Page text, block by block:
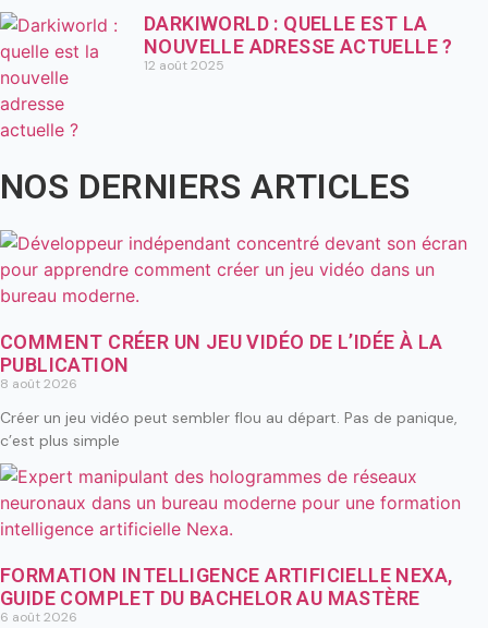
DARKIWORLD : QUELLE EST LA
NOUVELLE ADRESSE ACTUELLE ?
12 août 2025
NOS DERNIERS ARTICLES
COMMENT CRÉER UN JEU VIDÉO DE L’IDÉE À LA
PUBLICATION
8 août 2026
Créer un jeu vidéo peut sembler flou au départ. Pas de panique,
c’est plus simple
FORMATION INTELLIGENCE ARTIFICIELLE NEXA,
GUIDE COMPLET DU BACHELOR AU MASTÈRE
6 août 2026